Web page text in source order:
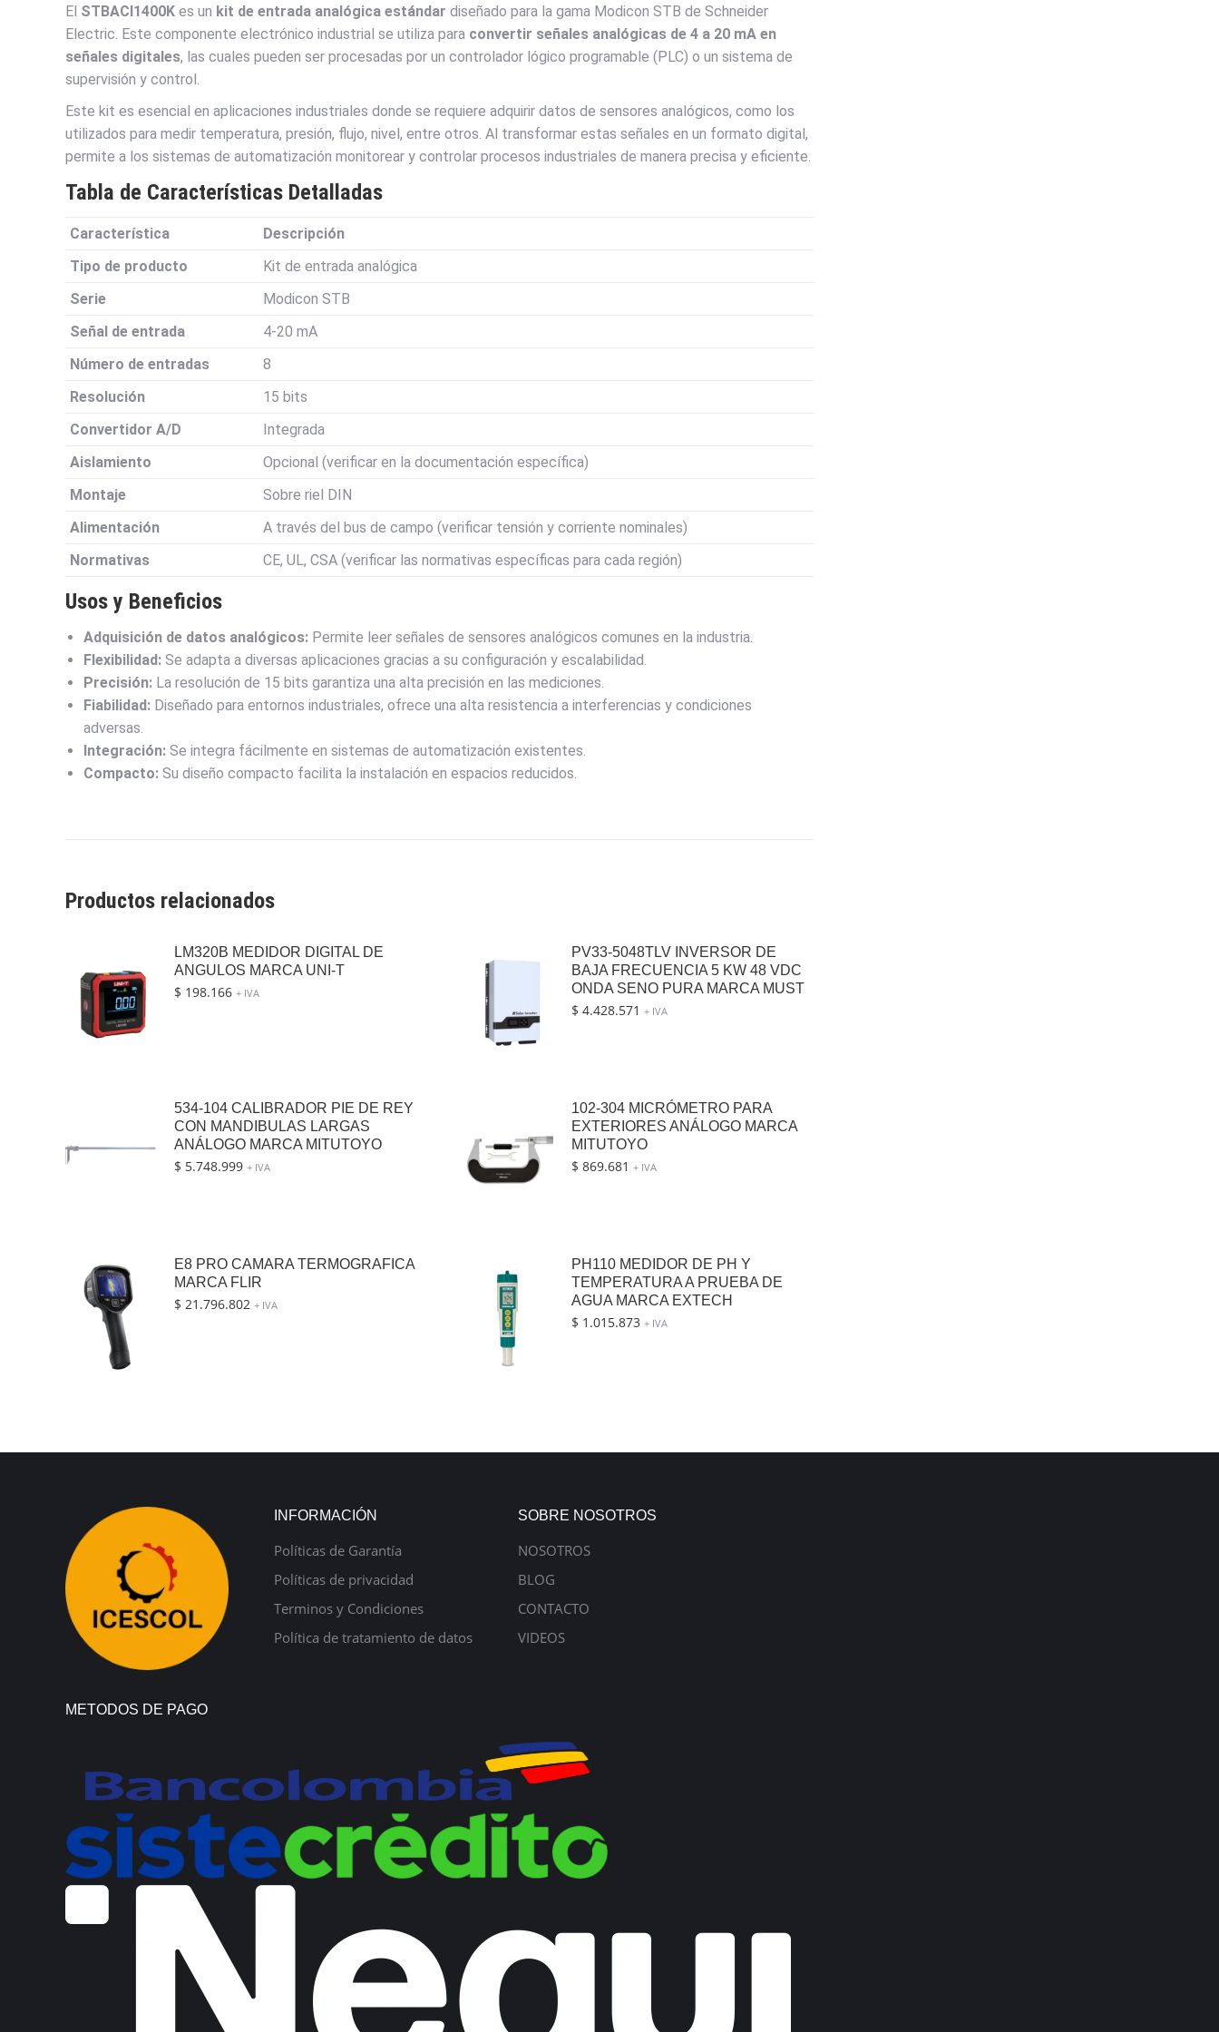
El STBACI1400K es un kit de entrada analógica estándar diseñado para la gama Modicon STB de Schneider
Electric. Este componente electrónico industrial se utiliza para convertir señales analógicas de 4 a 20 mA en
señales digitales, las cuales pueden ser procesadas por un controlador lógico programable (PLC) o un sistema de
supervisión y control.
Este kit es esencial en aplicaciones industriales donde se requiere adquirir datos de sensores analógicos, como los
utilizados para medir temperatura, presión, flujo, nivel, entre otros. Al transformar estas señales en un formato digital,
permite a los sistemas de automatización monitorear y controlar procesos industriales de manera precisa y eficiente.
Tabla de Características Detalladas
Característica
Descripción
Tipo de producto
Kit de entrada analógica
Serie
Modicon STB
Señal de entrada
4-20 mA
Número de entradas
8
Resolución
15 bits
Convertidor A/D
Integrada
Aislamiento
Opcional (verificar en la documentación específica)
Montaje
Sobre riel DIN
Alimentación
A través del bus de campo (verificar tensión y corriente nominales)
Normativas
CE, UL, CSA (verificar las normativas específicas para cada región)
Usos y Beneficios
Adquisición de datos analógicos: Permite leer señales de sensores analógicos comunes en la industria.
Flexibilidad: Se adapta a diversas aplicaciones gracias a su configuración y escalabilidad.
Precisión: La resolución de 15 bits garantiza una alta precisión en las mediciones.
Fiabilidad: Diseñado para entornos industriales, ofrece una alta resistencia a interferencias y condiciones
adversas.
Integración: Se integra fácilmente en sistemas de automatización existentes.
Compacto: Su diseño compacto facilita la instalación en espacios reducidos.
Productos relacionados
LM320B MEDIDOR DIGITAL DE
ANGULOS MARCA UNI-T
$ 198.166 + IVA
PV33-5048TLV INVERSOR DE
BAJA FRECUENCIA 5 KW 48 VDC
ONDA SENO PURA MARCA MUST
$ 4.428.571 + IVA
534-104 CALIBRADOR PIE DE REY
CON MANDIBULAS LARGAS
ANÁLOGO MARCA MITUTOYO
$ 5.748.999 + IVA
102-304 MICRÓMETRO PARA
EXTERIORES ANÁLOGO MARCA
MITUTOYO
$ 869.681 + IVA
E8 PRO CAMARA TERMOGRAFICA
MARCA FLIR
$ 21.796.802 + IVA
PH110 MEDIDOR DE PH Y
TEMPERATURA A PRUEBA DE
AGUA MARCA EXTECH
$ 1.015.873 + IVA
INFORMACIÓN
Políticas de Garantía
Políticas de privacidad
Terminos y Condiciones
Política de tratamiento de datos
SOBRE NOSOTROS
NOSOTROS
BLOG
CONTACTO
VIDEOS
METODOS DE PAGO